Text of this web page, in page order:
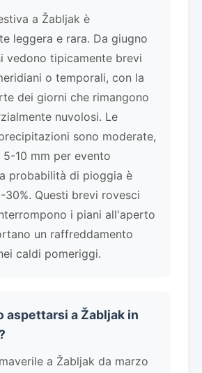
a Žabljak è
leggera e rara. Da giugno
vedono tipicamente brevi
o temporali, con la
dei giorni che rimangono
nuvolosi. Le
sono moderate,
10 mm per evento
probabilità di pioggia è
Questi brevi rovesci
i piani all'aperto
un raffreddamento
caldi pomeriggi.
aspettarsi a Žabljak in
a Žabljak da marzo